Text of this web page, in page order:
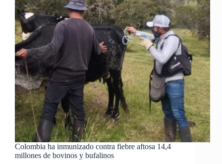
Colombia ha inmunizado contra fiebre aftosa 14,4
millones de bovinos y bufalinos